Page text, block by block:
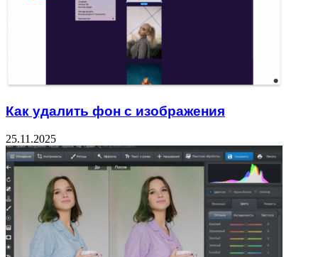
Как удалить фон с изображения
25.11.2025